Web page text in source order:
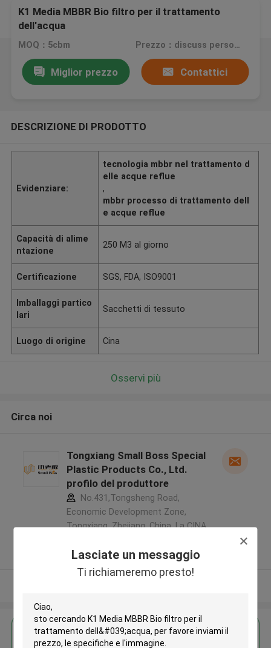
Lasciate un messaggio
Ti richiameremo presto!
K1 Media MBBR Bio filtro per il trattamento
dell'acqua
MOQ：5cbm Prezzo：discuss personally
Miglior prezzo Contattici
DESCRIZIONE DI PRODOTTO
Evidenziare:
tecnologia mbbr nel trattamento d
elle acque reflue
,
mbbr processo di trattamento dell
e acque reflue
Capacità di alime
ntazione
250 M3 al giorno
Certificazione SGS, FDA, ISO9001
Imballaggi partico
lari
Sacchetti di tessuto
Luogo di origine Cina
Osservi più
Circa noi
Tongxiang Small Boss Special
Plastic Products Co., Ltd.
profilo del produttore
No.431,Tongsheng Road,
Economic Development Zone,
Tongxiang, Zhejiang, China ,La CINA
Fornitore verificato
Ottieni il miglior prezzo per